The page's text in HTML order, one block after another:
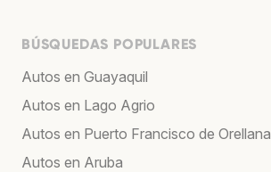
BÚSQUEDAS POPULARES
Autos en Guayaquil
Autos en Lago Agrio
Autos en Puerto Francisco de Orellana
Autos en Aruba